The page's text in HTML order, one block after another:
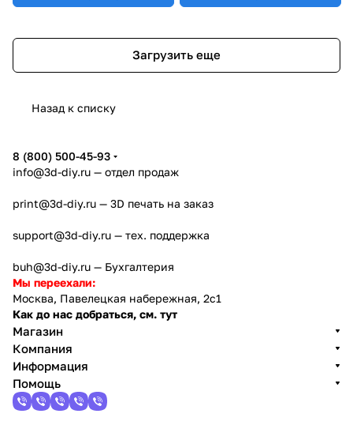
Загрузить еще
Назад к списку
8 (800) 500-45-93
info@3d-diy.ru — отдел продаж
print@3d-diy.ru — 3D печать на заказ
support@3d-diy.ru — тех. поддержка
buh@3d-diy.ru — Бухгалтерия
Мы переехали:
Москва, Павелецкая набережная, 2с1
Как до нас добраться, см. тут
Магазин
Компания
Информация
Помощь